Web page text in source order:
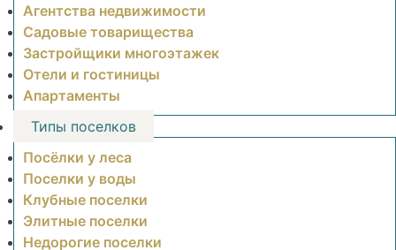
Агентства недвижимости
Садовые товарищества
Застройщики многоэтажек
Отели и гостиницы
Апартаменты
Типы поселков
Посёлки у леса
Поселки у воды
Клубные поселки
Элитные поселки
Недорогие поселки